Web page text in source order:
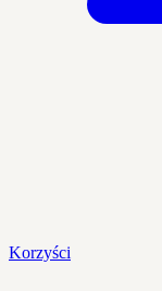
Korzyści